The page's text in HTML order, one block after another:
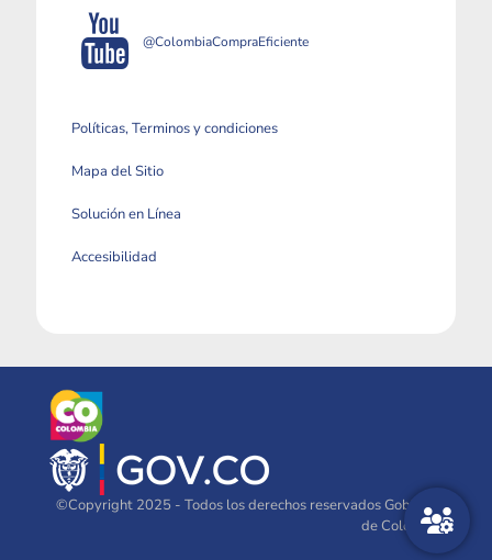
@ColombiaCompraEficiente
Políticas, Terminos y condiciones
Mapa del Sitio
Solución en Línea
Accesibilidad
©Copyright 2025 - Todos los derechos reservados Gobierno
de Colombia